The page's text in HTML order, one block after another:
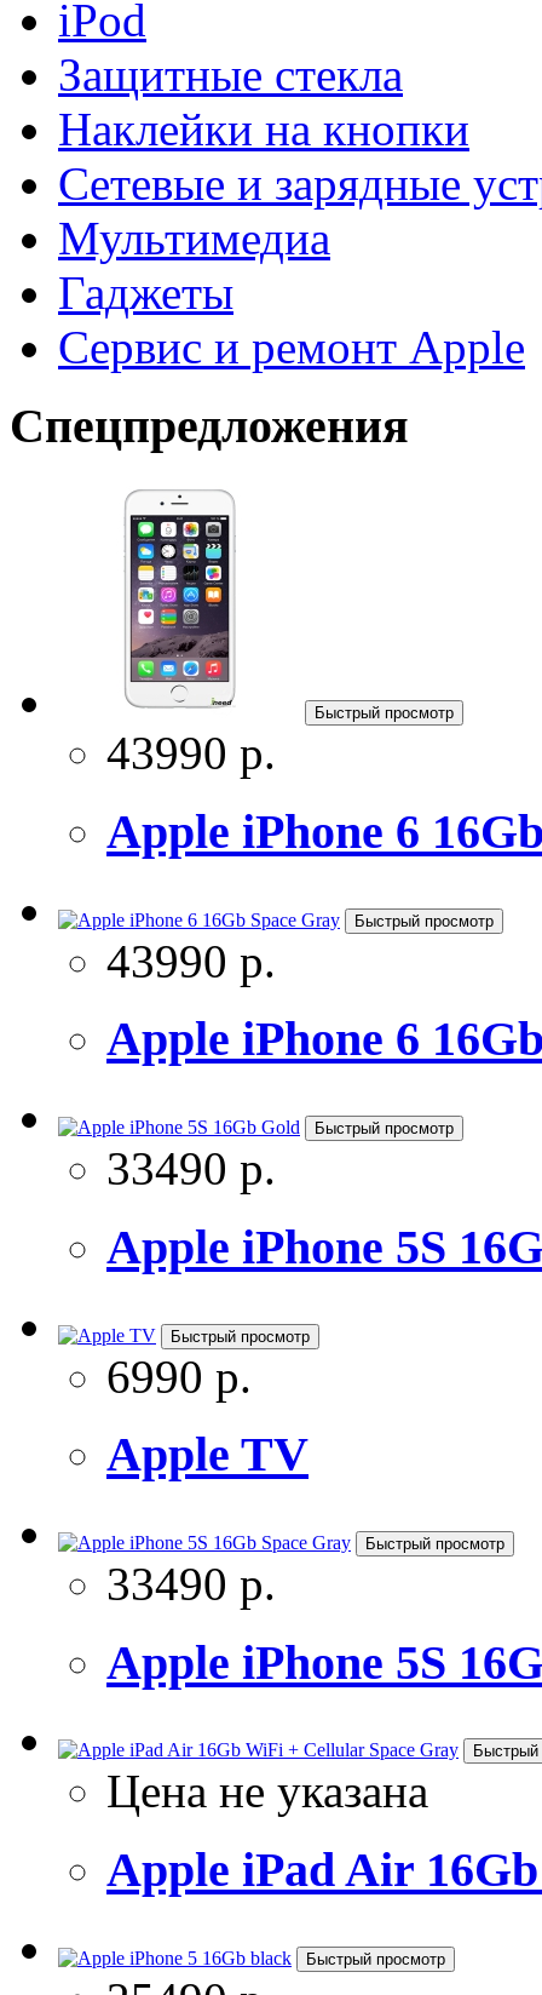
iPod
Защитные стекла
Наклейки на кнопки
Сетевые и зарядные
Мультимедиа
Гаджеты
Сервис и ремонт Apple
Спецпредложения
Быстрый просмотр
43990 р.
Apple iPhone 6
Быстрый просмотр
43990 р.
Apple iPhone 6
Быстрый просмотр
33490 р.
Apple iPhone 5S
Быстрый просмотр
6990 р.
Apple TV
Быстрый просмотр
33490 р.
Apple iPhone 5S
Быстрый
Цена не указана
Apple iPad Air
Быстрый просмотр